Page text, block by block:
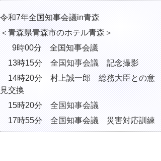
令和7年全国知事会議in青森
＜青森県青森市のホテル青森＞
9時00分 全国知事会議
13時15分 全国知事会議 記念撮影
14時20分 村上誠一郎 総務大臣との意
見交換
15時20分 全国知事会議
17時55分 全国知事会議 災害対応訓練